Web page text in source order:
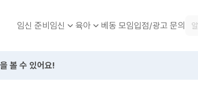
임신 준비임신 육아 베동 모임입점/광고 문의
볼 수 있어요!